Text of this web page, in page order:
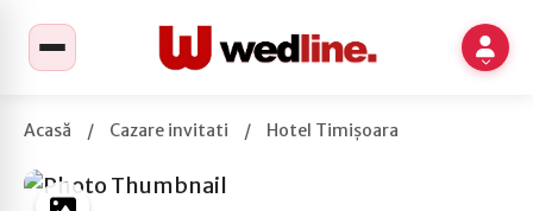
Acasă / Cazare invitati / Hotel Timișoara